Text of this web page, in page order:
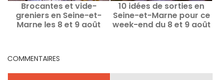
Brocantes et vide-
greniers en Seine-et-
Marne les 8 et 9 août
10 idées de sorties en
Seine-et-Marne pour ce
week-end du 8 et 9 août
COMMENTAIRES